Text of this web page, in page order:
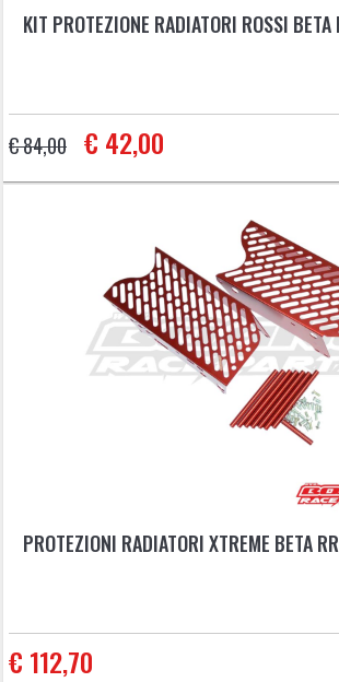
KIT PROTEZIONE RADIATORI ROSSI
€ 84,00 € 42,00
PROTEZIONI RADIATORI XTREME BETA
€ 112,70